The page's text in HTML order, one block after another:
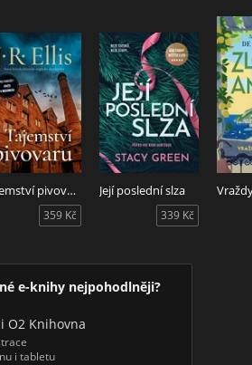
Tajemství pivovaru
359 Kč
Její poslední slza
339 Kč
e-knihy nejpohodlněji?
O2 Knihovna
i tabletu